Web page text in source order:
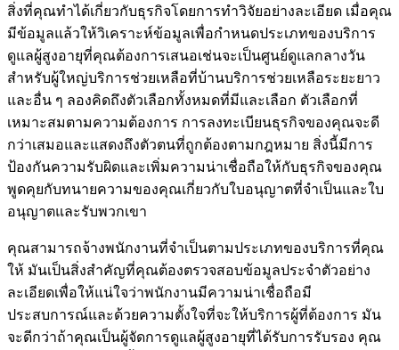
สิ่งที่คุณทำได้เกี่ยวกับธุรกิจโดยการทำวิจัยอย่างละเอียด เมื่อคุณ
มีข้อมูลแล้วให้วิเคราะห์ข้อมูลเพื่อกำหนดประเภทของบริการ
ดูแลผู้สูงอายุที่คุณต้องการเสนอเช่นจะเป็นศูนย์ดูแลกลางวัน
สำหรับผู้ใหญ่บริการช่วยเหลือที่บ้านบริการช่วยเหลือระยะยาว
และอื่น ๆ ลองคิดถึงตัวเลือกทั้งหมดที่มีและเลือก ตัวเลือกที่
เหมาะสมตามความต้องการ การลงทะเบียนธุรกิจของคุณจะดี
กว่าเสมอและแสดงถึงตัวตนที่ถูกต้องตามกฎหมาย สิ่งนี้มีการ
ป้องกันความรับผิดและเพิ่มความน่าเชื่อถือให้กับธุรกิจของคุณ
พูดคุยกับทนายความของคุณเกี่ยวกับใบอนุญาตที่จำเป็นและใบ
อนุญาตและรับพวกเขา
คุณสามารถจ้างพนักงานที่จำเป็นตามประเภทของบริการที่คุณ
ให้ มันเป็นสิ่งสำคัญที่คุณต้องตรวจสอบข้อมูลประจำตัวอย่าง
ละเอียดเพื่อให้แน่ใจว่าพนักงานมีความน่าเชื่อถือมี
ประสบการณ์และด้วยความตั้งใจที่จะให้บริการผู้ที่ต้องการ มัน
จะดีกว่าถ้าคุณเป็นผู้จัดการดูแลผู้สูงอายุที่ได้รับการรับรอง คุณ